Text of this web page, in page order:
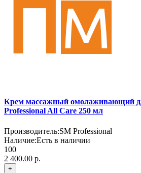
Крем массажный омолаживающий
Professional All Care 250 мл
Производитель:SM Professional
Наличие:Есть в наличии
100
2 400.00 р.
+